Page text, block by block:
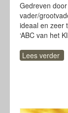
Gedreven
vader/
ideaal en zeer
‘ABC van het
Lees verder